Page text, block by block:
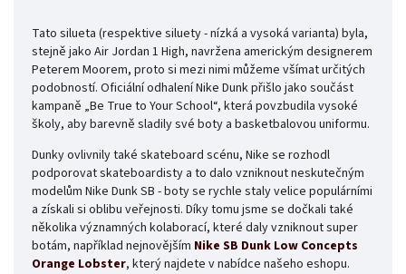
Tato silueta (respektive siluety - nízká a vysoká varianta) byla,
stejně jako Air Jordan 1 High, navržena americkým designerem
Peterem Moorem, proto si mezi nimi můžeme všímat určitých
podobností. Oficiální odhalení Nike Dunk přišlo jako součást
kampaně „Be True to Your School“, která povzbudila vysoké
školy, aby barevně sladily své boty a basketbalovou uniformu.
Dunky ovlivnily také skateboard scénu, Nike se rozhodl
podporovat skateboardisty a to dalo vzniknout neskutečným
modelům Nike Dunk SB - boty se rychle staly velice populárními
a získali si oblibu veřejnosti. Díky tomu jsme se dočkali také
několika významných kolaborací, které daly vzniknout super
botám, například nejnovějším Nike SB Dunk Low Concepts
Orange Lobster, který najdete v nabídce našeho eshopu.